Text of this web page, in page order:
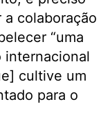
colaboração
“uma
cultive um
para o